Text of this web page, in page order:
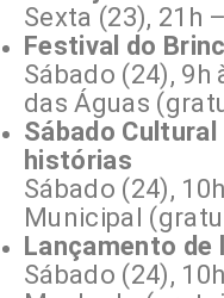
Sexta (23), 21h
Festival do
Sábado (24), 9h
das Águas
Sábado
histórias
Sábado (24),
Municipal
Lançamento de
Sábado (24),